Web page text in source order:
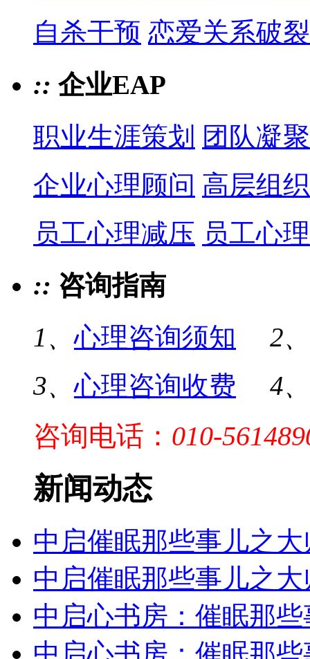
自杀干预 恋爱关系破裂
:: 企业EAP
职业生涯策划
团队凝
企业心理顾问 高层组
员工心理减压 员工心
:: 咨询指南
1、心理咨询须知
2、
3、心理咨询收费 4、
咨询电话： 010-
新闻动态
中启催眠那些事儿之
中启催眠那些事儿之
中启心书房：催眠那